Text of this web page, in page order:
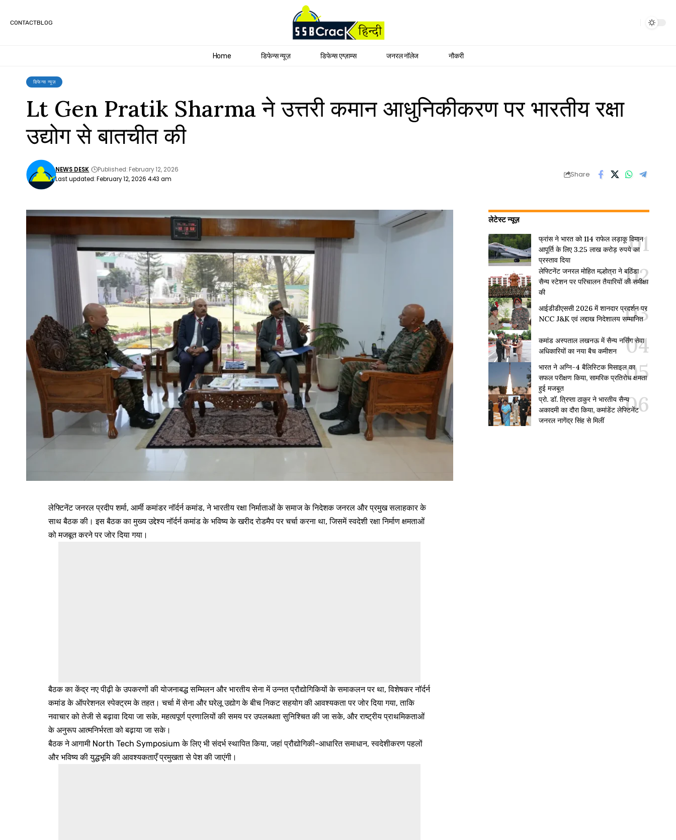
CONTACTBLOG
Home डिफेन्स न्यूज़ डिफेन्स एग्ज़ाम्स जनरल नॉलेज नौकरी
डिफेन्स न्यूज़
Lt Gen Pratik Sharma ने उत्तरी कमान आधुनिकीकरण पर भारतीय रक्षा
उद्योग से बातचीत की
Last updated: February 12, 2026 4:43 am
NEWS DESK Published: February 12, 2026
Share
लेफ्टिनेंट जनरल प्रदीप शर्मा, आर्मी कमांडर नॉर्दर्न कमांड, ने भारतीय रक्षा निर्माताओं के समाज के निदेशक जनरल और प्रमुख सलाहकार के
साथ बैठक की। इस बैठक का मुख्य उद्देश्य नॉर्दर्न कमांड के भविष्य के खरीद रोडमैप पर चर्चा करना था, जिसमें स्वदेशी रक्षा निर्माण क्षमताओं
को मजबूत करने पर जोर दिया गया।
बैठक का केंद्र नए पीढ़ी के उपकरणों की योजनाबद्ध सम्मिलन और भारतीय सेना में उन्नत प्रौद्योगिकियों के समाकलन पर था, विशेषकर नॉर्दर्न
कमांड के ऑपरेशनल स्पेक्ट्रम के तहत। चर्चा में सेना और घरेलू उद्योग के बीच निकट सहयोग की आवश्यकता पर जोर दिया गया, ताकि
नवाचार को तेजी से बढ़ावा दिया जा सके, महत्वपूर्ण प्रणालियों की समय पर उपलब्धता सुनिश्चित की जा सके, और राष्ट्रीय प्राथमिकताओं
के अनुरूप आत्मनिर्भरता को बढ़ाया जा सके।
बैठक ने आगामी North Tech Symposium के लिए भी संदर्भ स्थापित किया, जहां प्रौद्योगिकी-आधारित समाधान, स्वदेशीकरण पहलों
और भविष्य की युद्धभूमि की आवश्यकताएँ प्रमुखता से पेश की जाएंगी।
लेटेस्ट न्यूज़
फ्रांस ने भारत को 114 राफेल लड़ाकू विमान
आपूर्ति के लिए 3.25 लाख करोड़ रुपये का
प्रस्ताव दिया
लेफ्टिनेंट जनरल मोहित मल्होत्रा ने बठिंडा
सैन्य स्टेशन पर परिचालन तैयारियों की समीक्षा
की
आईडीडीएससी 2026 में शानदार प्रदर्शन पर
NCC J&K एवं लद्दाख निदेशालय सम्मानित
कमांड अस्पताल लखनऊ में सैन्य नर्सिंग सेवा
अधिकारियों का नया बैच कमीशन
भारत ने अग्नि-4 बैलिस्टिक मिसाइल का
सफल परीक्षण किया, सामरिक प्रतिरोध क्षमता
हुई मजबूत
प्रो. डॉ. त्रिप्ता ठाकुर ने भारतीय सैन्य
अकादमी का दौरा किया, कमांडेंट लेफ्टिनेंट
जनरल नागेंद्र सिंह से मिलीं